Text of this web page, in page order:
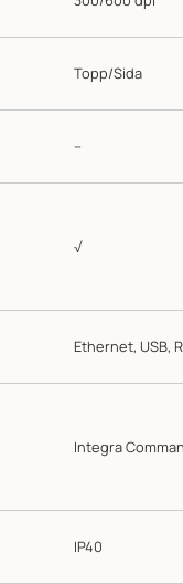
Topp/Sida
–
√
Ethernet, USB,
Integra
IP40